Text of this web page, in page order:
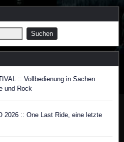
:: Vollbedienung in Sachen
und Rock
2026 :: One Last Ride, eine letzte